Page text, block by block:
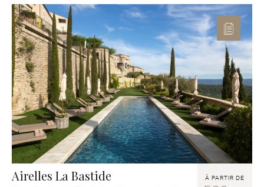
Airelles La Bastide À PARTIR DE